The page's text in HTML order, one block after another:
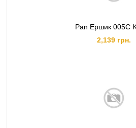
Pan Ершик 005C
2,139 грн.